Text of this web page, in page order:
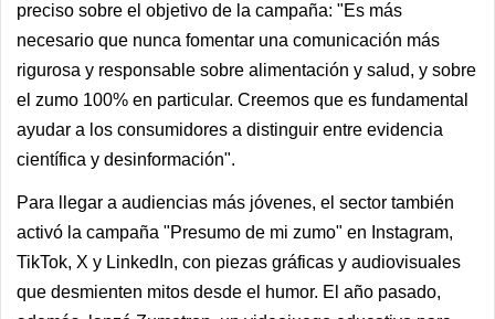
preciso sobre el objetivo de la campaña: "Es más
necesario que nunca fomentar una comunicación más
rigurosa y responsable sobre alimentación y salud, y sobre
el zumo 100% en particular. Creemos que es fundamental
ayudar a los consumidores a distinguir entre evidencia
científica y desinformación".
Para llegar a audiencias más jóvenes, el sector también
activó la campaña "Presumo de mi zumo" en Instagram,
TikTok, X y LinkedIn, con piezas gráficas y audiovisuales
que desmienten mitos desde el humor. El año pasado,